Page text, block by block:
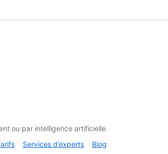
ou par intelligence artificielle.
Services d’experts Blog